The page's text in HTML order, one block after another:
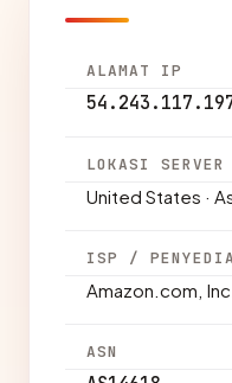
ALAMAT IP
LOKASI SERVER
United States ·
ISP / PENYEDIA
Amazon.com, Inc.
ASN